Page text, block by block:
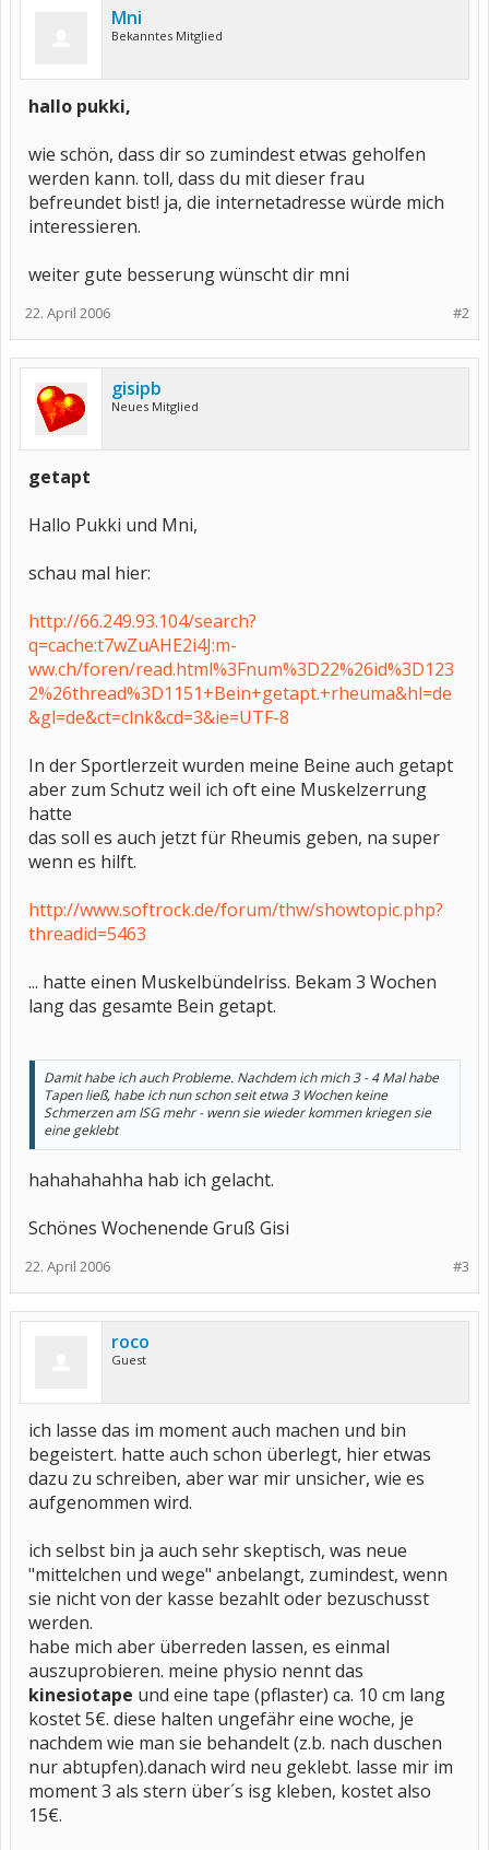
Mni
Bekanntes Mitglied
hallo pukki,
wie schön, dass dir so zumindest etwas geholfen
werden kann. toll, dass du mit dieser frau
befreundet bist! ja, die internetadresse würde mich
interessieren.
weiter gute besserung wünscht dir mni
#2
22. April 2006
gisipb
Neues Mitglied
getapt
Hallo Pukki und Mni,
schau mal hier:
http://66.249.93.104/search?
q=cache:t7wZuAHE2i4J:m-
ww.ch/foren/read.html%3Fnum%3D22%26id%3D123
2%26thread%3D1151+Bein+getapt.+rheuma&hl=de
&gl=de&ct=clnk&cd=3&ie=UTF-8
In der Sportlerzeit wurden meine Beine auch getapt
aber zum Schutz weil ich oft eine Muskelzerrung
hatte
das soll es auch jetzt für Rheumis geben, na super
wenn es hilft.
http://www.softrock.de/forum/thw/showtopic.php?
threadid=5463
... hatte einen Muskelbündelriss. Bekam 3 Wochen
lang das gesamte Bein getapt.
Damit habe ich auch Probleme. Nachdem ich mich 3 - 4 Mal habe
Tapen ließ, habe ich nun schon seit etwa 3 Wochen keine
Schmerzen am ISG mehr - wenn sie wieder kommen kriegen sie
eine geklebt
hahahahahha hab ich gelacht.
Schönes Wochenende Gruß Gisi
#3
22. April 2006
roco
Guest
ich lasse das im moment auch machen und bin
begeistert. hatte auch schon überlegt, hier etwas
dazu zu schreiben, aber war mir unsicher, wie es
aufgenommen wird.
ich selbst bin ja auch sehr skeptisch, was neue
"mittelchen und wege" anbelangt, zumindest, wenn
sie nicht von der kasse bezahlt oder bezuschusst
werden.
habe mich aber überreden lassen, es einmal
auszuprobieren. meine physio nennt das
kinesiotape und eine tape (pflaster) ca. 10 cm lang
kostet 5€. diese halten ungefähr eine woche, je
nachdem wie man sie behandelt (z.b. nach duschen
nur abtupfen).danach wird neu geklebt. lasse mir im
moment 3 als stern über´s isg kleben, kostet also
15€.